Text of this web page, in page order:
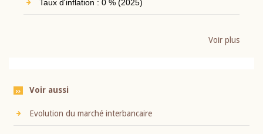
Taux d'inflation : 0 % (2025)
Voir plus
Voir aussi
Evolution du marché interbancaire